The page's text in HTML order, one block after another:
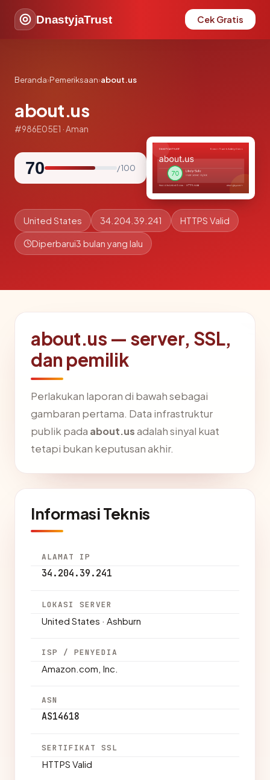
DnastyjaTrust Cek Gratis
Beranda›Pemeriksaan›about.us
about.us
#986E05E1 · Aman
70 / 100
United States 34.204.39.241 HTTPS Valid
Diperbarui3 bulan yang lalu
about.us — server, SSL,
dan pemilik
Perlakukan laporan di bawah sebagai
gambaran pertama. Data infrastruktur
publik pada about.usadalah sinyal kuat
tetapi bukan keputusan akhir.
Informasi Teknis
ALAMAT IP
34.204.39.241
LOKASI SERVER
United States · Ashburn
ISP / PENYEDIA
Amazon.com, Inc.
ASN
AS14618
SERTIFIKAT SSL
HTTPS Valid